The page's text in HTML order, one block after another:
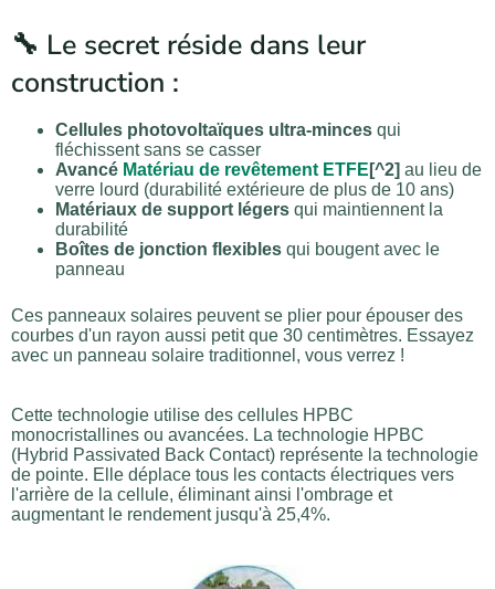
🔧 Le secret réside dans leur
construction :
Cellules photovoltaïques ultra-minces qui
fléchissent sans se casser
Avancé Matériau de revêtement ETFE [^2] au lieu de
verre lourd (durabilité extérieure de plus de 10 ans)
Matériaux de support légers qui maintiennent la
durabilité
Boîtes de jonction flexibles qui bougent avec le
panneau
Ces panneaux solaires peuvent se plier pour épouser des
courbes d'un rayon aussi petit que 30 centimètres. Essayez
avec un panneau solaire traditionnel, vous verrez !
Cette technologie utilise des cellules HPBC
monocristallines ou avancées. La technologie HPBC
(Hybrid Passivated Back Contact) représente la technologie
de pointe. Elle déplace tous les contacts électriques vers
l'arrière de la cellule, éliminant ainsi l'ombrage et
augmentant le rendement jusqu'à 25,4%.